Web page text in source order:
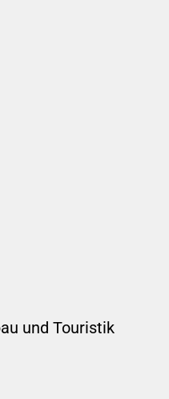
und Touristik